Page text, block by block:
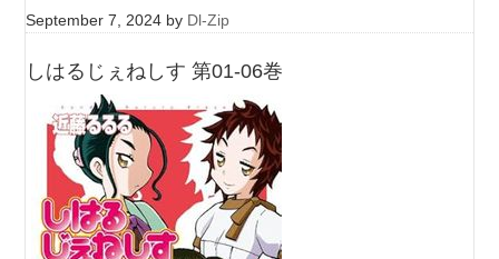
September 7, 2024 by Dl-Zip
しはるじぇねしす 第01-06巻